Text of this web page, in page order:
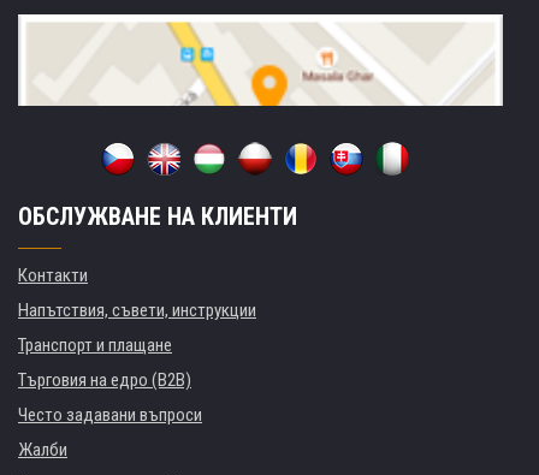
ОБСЛУЖВАНЕ НА КЛИЕНТИ
Контакти
Напътствия, съвети, инструкции
Транспорт и плащане
Търговия на едро (B2B)
Често задавани въпроси
Жалби